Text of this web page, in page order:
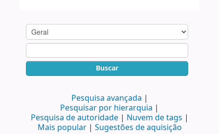
Buscar
Pesquisa avançada
Pesquisar por hierarquia
Pesquisa de autoridade
Nuvem de tags
Mais popular
Sugestões de aquisição